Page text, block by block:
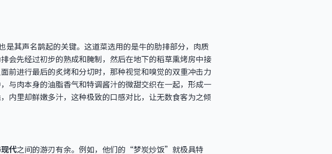
其声名鹊起的关键。这道菜选用的是牛的肋排部分，肉质
会先经过初步的熟成和腌制，然后在地下的稻草熏烤房中接
前进行最后的炙烤和分切时，那种视觉和嗅觉的双重冲击力
与肉本身的油脂香气和特调酱汁的微甜交织在一起，形成一
内里却鲜嫩多汁，这种极致的口感对比，让无数食客为之倾
代之间的游刃有余。例如，他们的“梦炭炒饭”就极具特